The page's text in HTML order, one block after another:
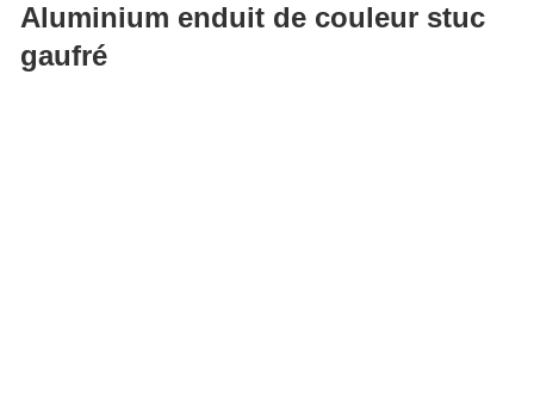
d'aluminium Aluminium enduit de couleur stuc gaufré
Aluminium enduit de couleur stuc
gaufré